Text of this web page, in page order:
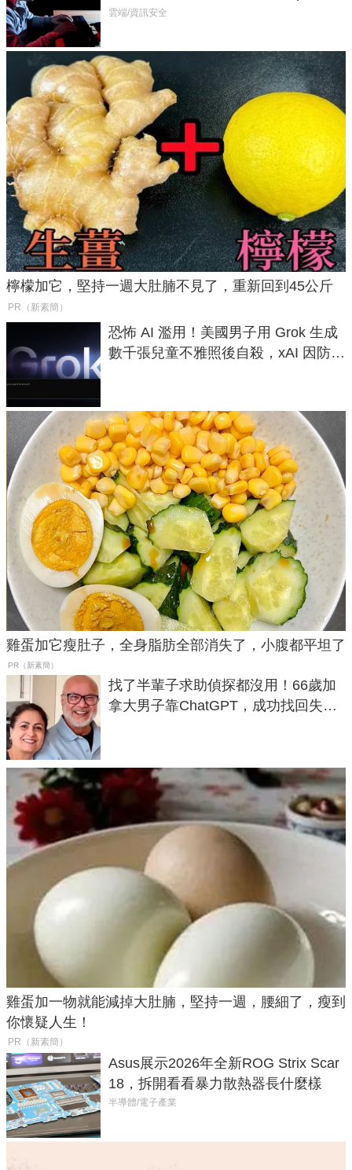
癱瘓全球！
雲端/資訊安全
檸檬加它，堅持一週大肚腩不見了，重新回到45公斤
PR（新素簡）
恐怖 AI 濫用！美國男子用 Grok 生成
數千張兒童不雅照後自殺，xAI 因防護
雞蛋加它瘦肚子，全身脂肪全部消失了，小腹都平坦了
PR（新素簡）
找了半輩子求助偵探都沒用！66歲加
拿大男子靠ChatGPT，成功找回失散
雞蛋加一物就能減掉大肚腩，堅持一週，腰細了，瘦到
你懷疑人生！
PR（新素簡）
Asus展示2026年全新ROG Strix Scar
18，拆開看看暴力散熱器長什麼樣
半導體/電子產業